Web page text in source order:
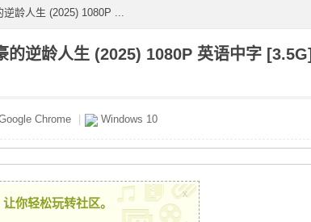
龄人生 (2025) 1080P ...
逆龄人生 (2025) 1080P 英语中字 [3.5G]
Chrome Windows 10
你轻松玩转社区。
x